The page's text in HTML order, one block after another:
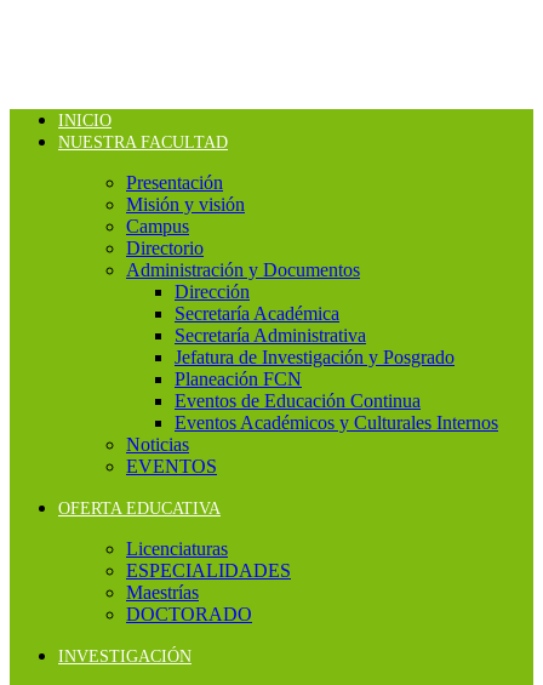
INICIO
NUESTRA FACULTAD
Presentación
Misión y visión
Campus
Directorio
Administración y Documentos
Dirección
Secretaría Académica
Secretaría Administrativa
Jefatura de Investigación y Posgrado
Planeación FCN
Eventos de Educación Continua
Eventos Académicos y Culturales Internos
Noticias
EVENTOS
OFERTA EDUCATIVA
Licenciaturas
ESPECIALIDADES
Maestrías
DOCTORADO
INVESTIGACIÓN